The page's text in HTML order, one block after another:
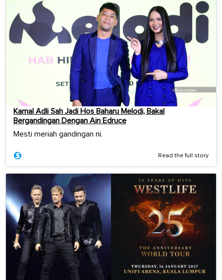
Kamal Adli Sah Jadi Hos Baharu Melodi, Bakal
Bergandingan Dengan Ain Edruce
Mesti meriah gandingan ni.
Read the full story